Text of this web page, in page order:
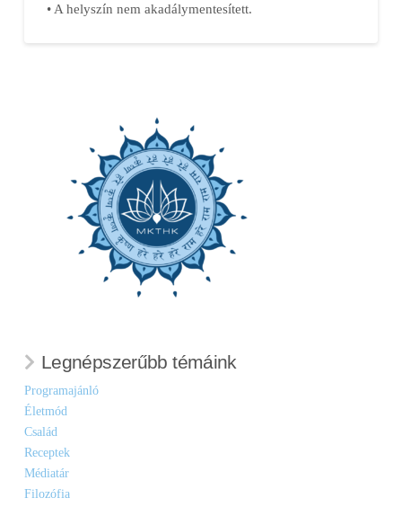
• A helyszín nem akadálymentesített.
Legnépszerűbb témáink
Programajánló
Életmód
Család
Receptek
Médiatár
Filozófia